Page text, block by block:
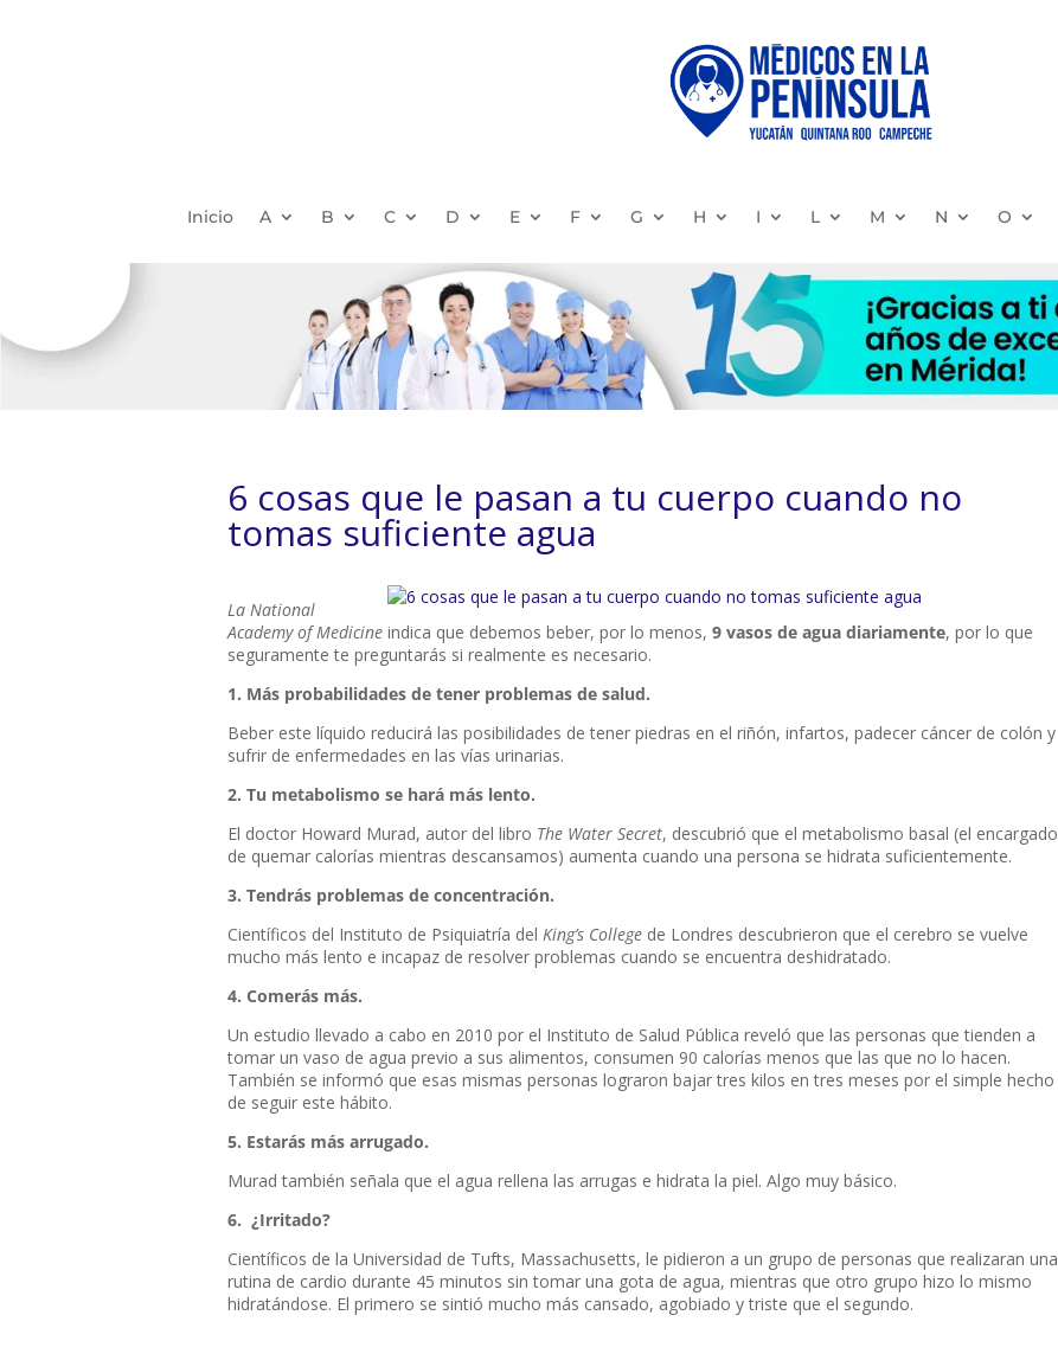
Inicio A B C D E F G H I L M N O
6 cosas que le pasan a tu cuerpo cuando no
tomas suficiente agua
La National
Academy of Medicine indica que debemos beber, por lo menos, 9 vasos de agua diariamente, por lo que
seguramente te preguntarás si realmente es necesario.
1. Más probabilidades de tener problemas de salud.
Beber este líquido reducirá las posibilidades de tener piedras en el riñón, infartos, padecer cáncer de colón y
sufrir de enfermedades en las vías urinarias.
2. Tu metabolismo se hará más lento.
El doctor Howard Murad, autor del libro The Water Secret, descubrió que el metabolismo basal (el encargado
de quemar calorías mientras descansamos) aumenta cuando una persona se hidrata suficientemente.
3. Tendrás problemas de concentración.
Científicos del Instituto de Psiquiatría del King’s College de Londres descubrieron que el cerebro se vuelve
mucho más lento e incapaz de resolver problemas cuando se encuentra deshidratado.
4. Comerás más.
Un estudio llevado a cabo en 2010 por el Instituto de Salud Pública reveló que las personas que tienden a
tomar un vaso de agua previo a sus alimentos, consumen 90 calorías menos que las que no lo hacen.
También se informó que esas mismas personas lograron bajar tres kilos en tres meses por el simple hecho
de seguir este hábito.
5. Estarás más arrugado.
Murad también señala que el agua rellena las arrugas e hidrata la piel. Algo muy básico.
6. ¿Irritado?
Científicos de la Universidad de Tufts, Massachusetts, le pidieron a un grupo de personas que realizaran una
rutina de cardio durante 45 minutos sin tomar una gota de agua, mientras que otro grupo hizo lo mismo
hidratándose. El primero se sintió mucho más cansado, agobiado y triste que el segundo.